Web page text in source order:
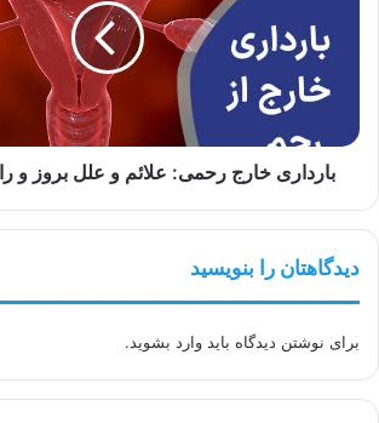
راه‌های
پیشگیری
بارداری خارج رحمی: علائم و علل بروز و
دیدگاهتان را بنویسید
برای نوشتن دیدگاه باید وارد بشوید.